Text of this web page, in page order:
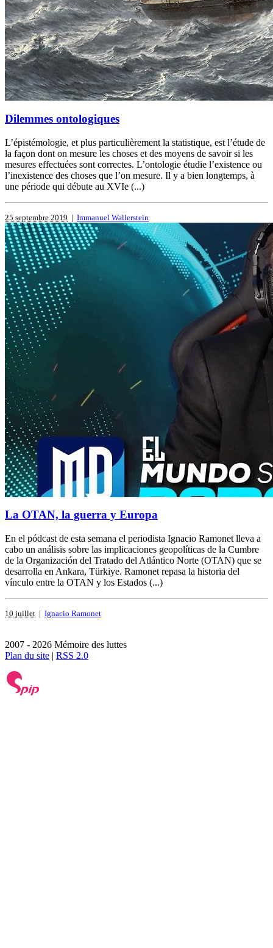
Dilemmes ontologiques
L’épistémologie, et plus particulièrement la statistique, est l’étude de
la façon dont on mesure les choses et des moyens de savoir si les
mesures effectuées sont correctes. L’ontologie étudie l’existence ou
l’inexistence des choses que l’on mesure. Il y a bien longtemps, à
une période qui débute au XVIe (...)
25 septembre 2019 | Immanuel Wallerstein
La OTAN, la guerra y Europa
En el pódcast de esta semana el periodista Ignacio Ramonet lleva a
cabo un análisis sobre las implicaciones geopolíticas de la Cumbre
de la Organización del Tratado del Atlántico Norte (OTAN) que se
desarrolla en Ankara, Türkiye. Ramonet repasa la historia del
vínculo entre la OTAN y los Estados (...)
10 juillet | Ignacio Ramonet
2007 - 2026 Mémoire des luttes
Plan du site | RSS 2.0